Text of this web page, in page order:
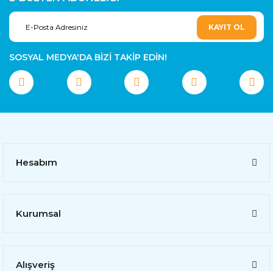
KAYIT OL
SOSYAL MEDYA'DA BİZİ TAKİP EDİN!
Hesabım
Kurumsal
Alışveriş